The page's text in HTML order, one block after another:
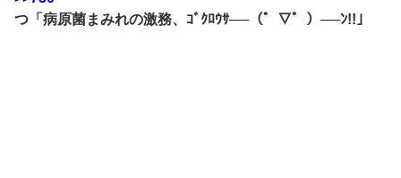
つ「病原菌まみれの激務、ｺﾞｸﾛｳｻ──（゜▽゜）──ﾝ!!」